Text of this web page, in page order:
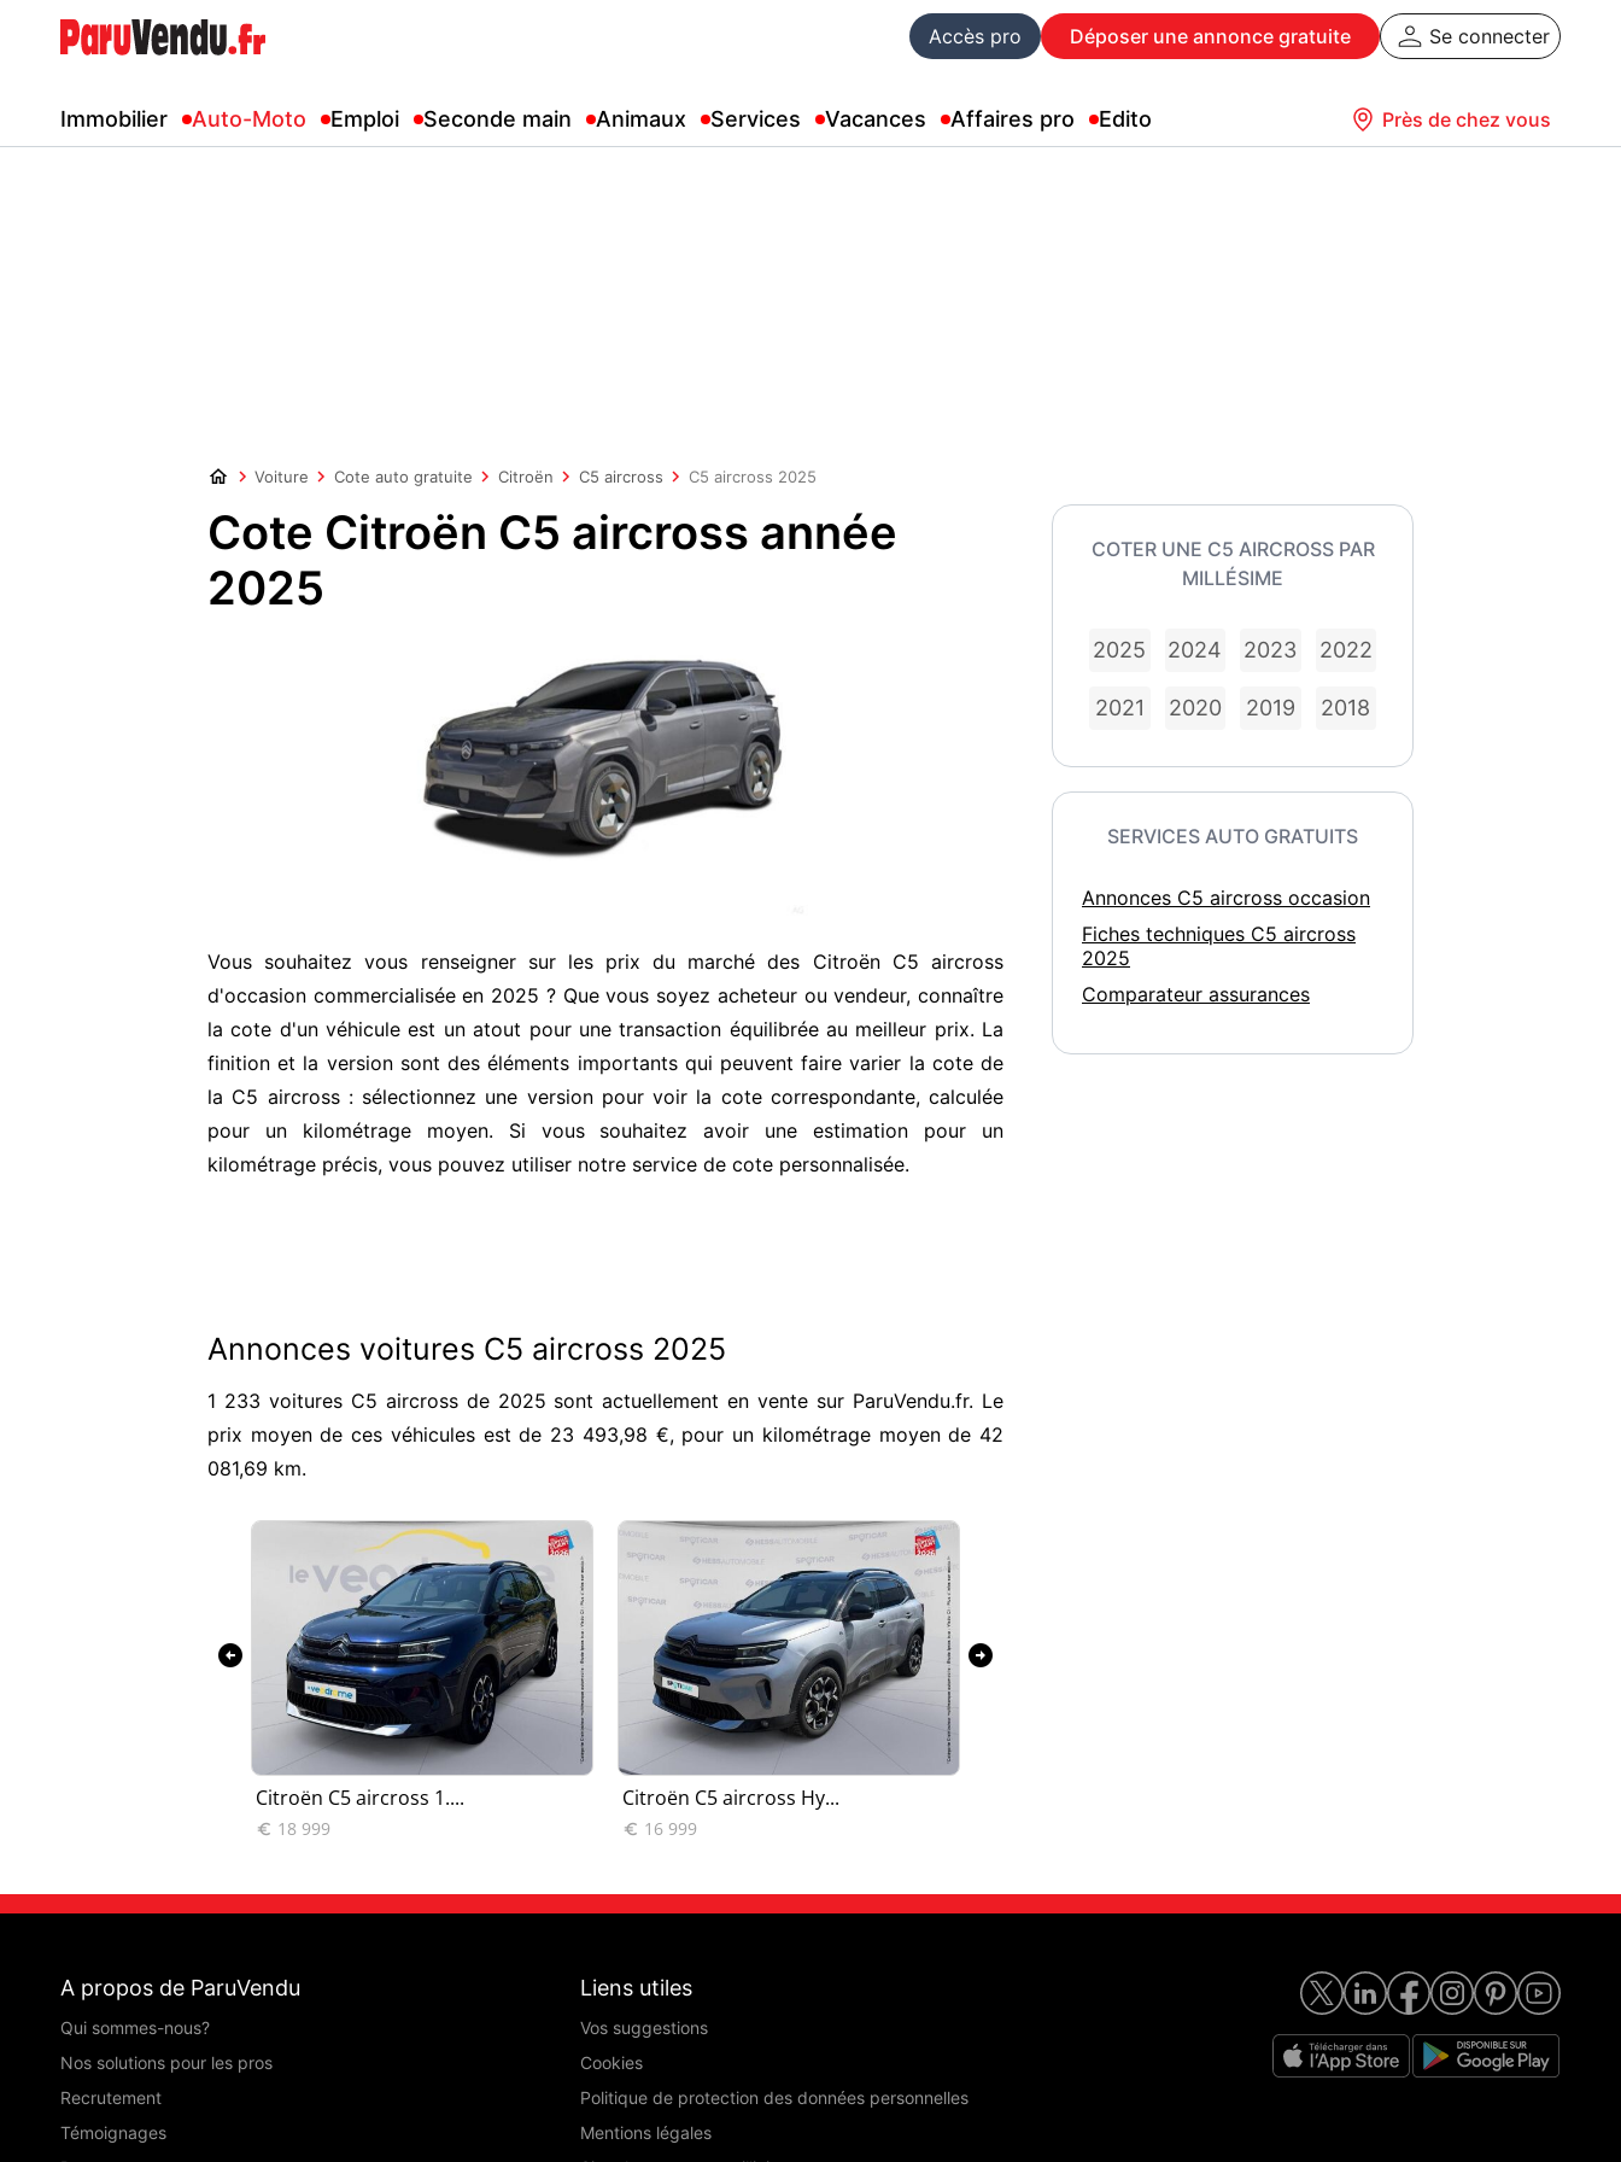
Accès pro Déposer une annonce gratuite Se connecter
Immobilier Auto-Moto Emploi Seconde main Animaux Services Vacances Affaires pro Edito Près de chez vous
Voiture Cote auto gratuite Citroën C5 aircross C5 aircross 2025
Cote Citroën C5 aircross année
2025
Vous souhaitez vous renseigner sur les prix du marché des Citroën C5 aircross
d'occasion commercialisée en 2025 ? Que vous soyez acheteur ou vendeur, connaître
la cote d'un véhicule est un atout pour une transaction équilibrée au meilleur prix. La
finition et la version sont des éléments importants qui peuvent faire varier la cote de
la C5 aircross : sélectionnez une version pour voir la cote correspondante, calculée
pour un kilométrage moyen. Si vous souhaitez avoir une estimation pour un
kilométrage précis, vous pouvez utiliser notre service de cote personnalisée.
Annonces voitures C5 aircross 2025
1 233 voitures C5 aircross de 2025 sont actuellement en vente sur ParuVendu.fr. Le
prix moyen de ces véhicules est de 23 493,98 €, pour un kilométrage moyen de 42
081,69 km.
Citroën C5 aircross 1....
 18 999
Citroën C5 aircross Hy...
 16 999
arrow_circle_left arrow_circle_right
COTER UNE C5 AIRCROSS PAR
MILLÉSIME
2025 2024 2023 2022
2021 2020 2019 2018
SERVICES AUTO GRATUITS
Annonces C5 aircross occasion
Fiches techniques C5 aircross
2025
Comparateur assurances
A propos de ParuVendu
Qui sommes-nous?
Nos solutions pour les pros
Recrutement
Témoignages
Liens utiles
Vos suggestions
Cookies
Politique de protection des données personnelles
Mentions légales